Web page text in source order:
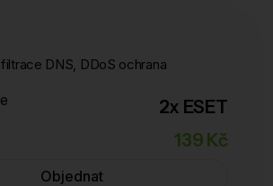
DNS, DDoS ochrana
2x ESET
139 Kč
Objednat